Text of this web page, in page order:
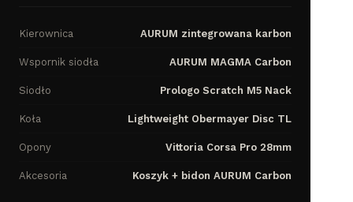
Kierownica AURUM zintegrowana karbon
Wspornik siodła AURUM MAGMA Carbon
Siodło Prologo Scratch M5 Nack
Koła Lightweight Obermayer Disc TL
Opony Vittoria Corsa Pro 28mm
Akcesoria Koszyk + bidon AURUM Carbon